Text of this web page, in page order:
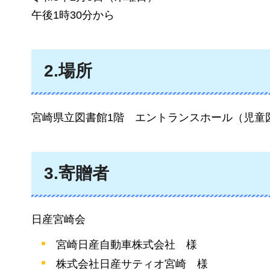
午後1時30分から
2.場所
宮崎県立図書館1階 エントランスホール（児童
3.寄贈者
日産宮崎会
宮崎日産自動車株式会社
様
株式会社日産サティオ宮崎
様